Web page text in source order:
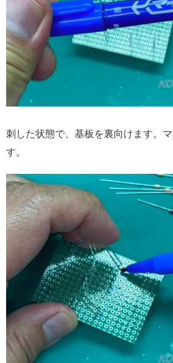
刺した状態で、基板を裏向けます。
す。